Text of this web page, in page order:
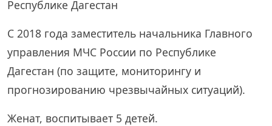
Республике Дагестан
С 2018 года заместитель начальника Главного
управления МЧС России по Республике
Дагестан (по защите, мониторингу и
прогнозированию чрезвычайных ситуаций).
Женат, воспитывает 5 детей.